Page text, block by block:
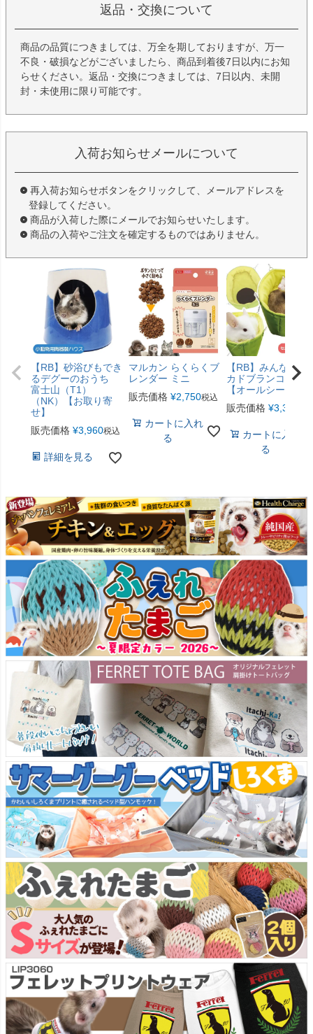
返品・交換について
商品の品質につきましては、万全を期しておりますが、万一
不良・破損などがございましたら、商品到着後7日以内にお知
らせください。返品・交換につきましては、7日以内、未開
封・未使用に限り可能です。
入荷お知らせメールについて
再入荷お知らせボタンをクリックして、メールアドレスを
登録してください。
商品が入荷した際にメールでお知らせいたします。
商品の入荷やご注文を確定するものではありません。
【RB】砂浴びもでき
るデグーのおうち
富士山（T1）
（NK）【お取り寄
せ】
販売価格 ¥3,960税込
詳細を見る
マルカン らくらくブ
レンダー ミニ
販売価格 ¥2,750税込
カートに入れ
る
【RB】みんなのア
カドブランコ（F2
【オールシーズン
販売価格 ¥3,300
カートに入れ
る